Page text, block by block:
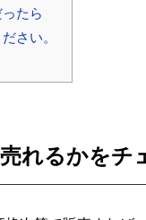
たら
さい。
れるかをチ